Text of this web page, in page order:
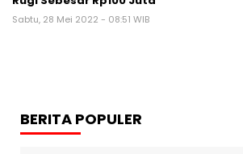
Sabtu, 28 Mei 2022 - 08:51 WIB
BERITA POPULER